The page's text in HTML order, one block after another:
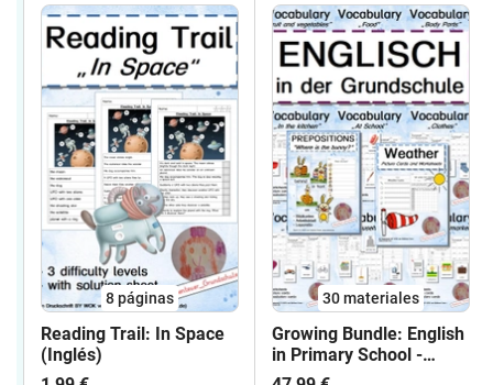
8páginas
Reading Trail: In Space
(Inglés)
30 materiales
Growing Bundle: English
in Primary School -
Inglés en Primaria